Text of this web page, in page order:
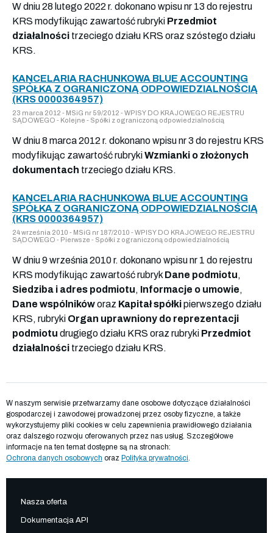
W dniu 28 lutego 2022 r. dokonano wpisu nr 13 do rejestru
KRS modyfikując zawartość rubryki Przedmiot
działalności trzeciego działu KRS oraz szóstego działu
KRS.
KANCELARIA RACHUNKOWA BLUE ACCOUNTING
SPÓŁKA Z OGRANICZONĄ ODPOWIEDZIALNOŚCIĄ
(KRS 0000364957)
23 marca 2012 - MSiG nr 59/2012 - WPISY DO KRAJOWEGO REJESTRU
SĄDOWEGO - Kolejne - Spółki z ograniczoną odpowiedzialnością
W dniu 8 marca 2012 r. dokonano wpisu nr 3 do rejestru KRS
modyfikując zawartość rubrykiWzmianki o złożonych
dokumentach trzeciego działu KRS.
KANCELARIA RACHUNKOWA BLUE ACCOUNTING
SPÓŁKA Z OGRANICZONĄ ODPOWIEDZIALNOŚCIĄ
(KRS 0000364957)
24 września 2010 - MSiG nr 187/2010 - WPISY DO KRAJOWEGO REJESTRU
SĄDOWEGO - Pierwsze - Spółki z ograniczoną odpowiedzialnością
W dniu 9 września 2010 r. dokonano wpisu nr 1 do rejestru
KRS modyfikując zawartość rubryk Dane podmiotu,
Siedziba i adres podmiotu, Informacje o umowie,
Dane wspólnikóworaz Kapitał spółkipierwszego działu
KRS, rubryki Organ uprawniony do reprezentacji
podmiotu drugiego działu KRS oraz rubryki Przedmiot
działalności trzeciego działu KRS.
W naszym serwisie przetwarzamy dane osobowe dotyczące działalności
gospodarczej i zawodowej prowadzonej przez osoby fizyczne, a także
wykorzystujemy pliki cookies w celu zapewnienia prawidłowego działania
oraz dalszego rozwoju oferowanych przez nas usług. Szczegółowe
informacje na ten temat dostępne są na stronach:
Ochrona danych osobowych oraz Polityka prywatności
Nasza oferta
Dokumentacja API